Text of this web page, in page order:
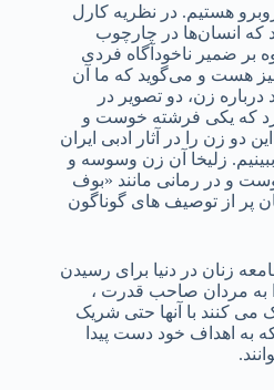
هستیم. در نظریه کارل
که انسان‌ها در چارچوب‌
بر ضمیر ناخودآگاه فردی
هست و می‌گوید که ما‌ آن‌
زن، دو تصویر در
که یکی فرشته خوست و
زن را در آثار ادبی ایران
زلیخا آن زن وسوسه‌ و
و در رمانی مانند «بوف
پر از توصیف های گوناگون
زنان در دنیا برای رسیدن
به مردان صاحب قدرت ،
کنند با آنها حتی شریک
به اهداف خود دست پیدا